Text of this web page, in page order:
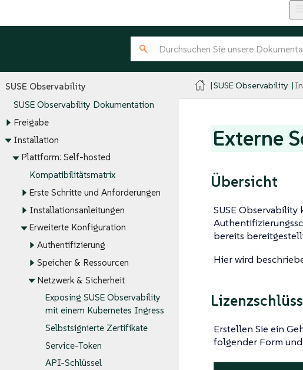
SUSE Observability
SUSE Observability Dokumentation
Freigabe
Installation
Plattform: Self-hosted
Kompatibilitätsmatrix
Erste Schritte und Anforderungen
Installationsanleitungen
Erweiterte Konfiguration
Authentifizierung
Speicher & Ressourcen
Netzwerk & Sicherheit
Exposing SUSE Observability
mit einem Kubernetes Ingress
Selbstsignierte Zertifikate
Service-Token
API-Schlüssel
SUSE Observability
Externe
Übersicht
SUSE Observability
bereits
Hier wird
Erstellen Sie ein
folgender Form